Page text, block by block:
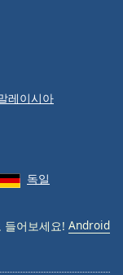
레이시아
독일
들어보세요! Android